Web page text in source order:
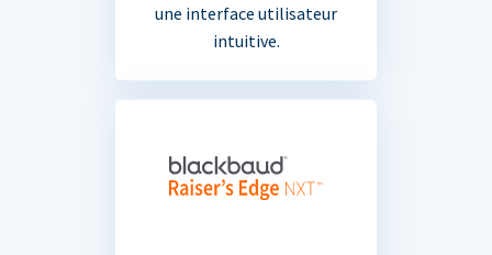
une interface utilisateur
intuitive.